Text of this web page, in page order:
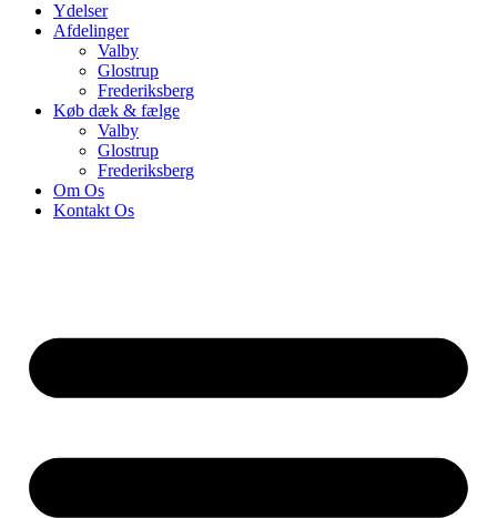
Ydelser
Afdelinger
Valby
Glostrup
Frederiksberg
Køb dæk & fælge
Valby
Glostrup
Frederiksberg
Om Os
Kontakt Os